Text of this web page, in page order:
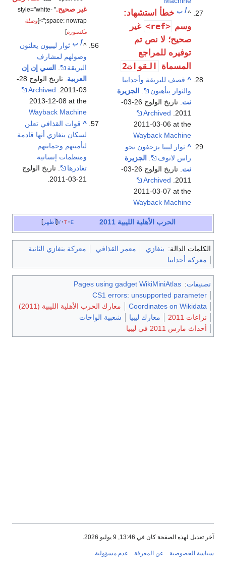
^أ ب خطأ استشهاد:
وسم <ref>
غير
صحيح؛ لا نص تم
توفيره للمراجع
المسماة
القوات2
^ قصف للبريقة وأجدابيا
والثوار يتأهبون
الجزيرة
نت
. تاريخ الولوج 26-03-
2011.
Archived
2011-03-06 at the
Wayback Machine
^ ثوار ليبيا يزحفون نحو
راس لانوف
الجزيرة
نت
. تاريخ الولوج 26-03-
2011.
Archived
2011-03-07 at the
Wayback Machine
غير صحيح.
" style="white-
space: nowrap;">[
وصلة
مكسورة]
^أ ب ثوار ليبيون يعلنون
وصولهم لمشارف
البريقة
السي إن إن
العربية
. تاريخ الولوج 28-
03-2011.
Archived
2013-12-08 at the
Wayback Machine
^ قوات القذافي تعلن
لسكان بنغازي أنها قادمة
لتأمينهم وحمايتهم
ومنظمات إنسانية
تغادرها
. تاريخ الولوج
21-03-2011.
أظهر v t e الحرب الأهلية الليبية 2011
الكلمات الدالة: بنغازي معمر القذافي
معركة بنغازي الثانية
معركة أجدابيا
تصنيفات:
Pages using gadget WikiMiniAtlas
CS1 errors: unsupported parameter
Coordinates on Wikidata
معارك الحرب الأهلية الليبية (2011)
نزاعات 2011
معارك ليبيا
شعبية الواحات
أحداث مارس 2011 في ليبيا
آخر تعديل لهذه الصفحة كان في 13:46, 9 يوليو 2026.
سياسة الخصوصية عن المعرفة عدم مسؤولية